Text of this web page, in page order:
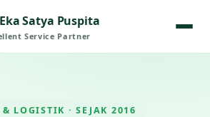
Satya Puspita
Service Partner
LOGISTIK · SEJAK 2016